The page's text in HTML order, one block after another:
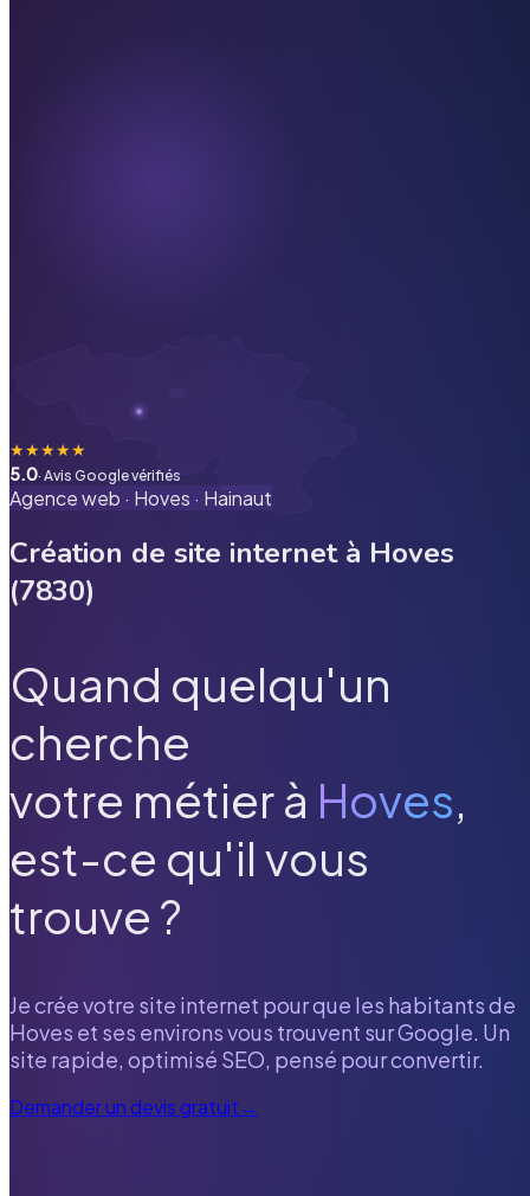
★★★★★
5.0· Avis Google vérifiés
Agence web · Hoves · Hainaut
Création de site internet à Hoves
(7830)
Quand quelqu'un
cherche
votre métier à Hoves,
est-ce qu'il vous
trouve ?
Je crée votre site internet pour que les habitants de
Hoves et ses environs vous trouvent sur Google. Un
site rapide, optimisé SEO, pensé pour convertir.
Demander un devis gratuit→